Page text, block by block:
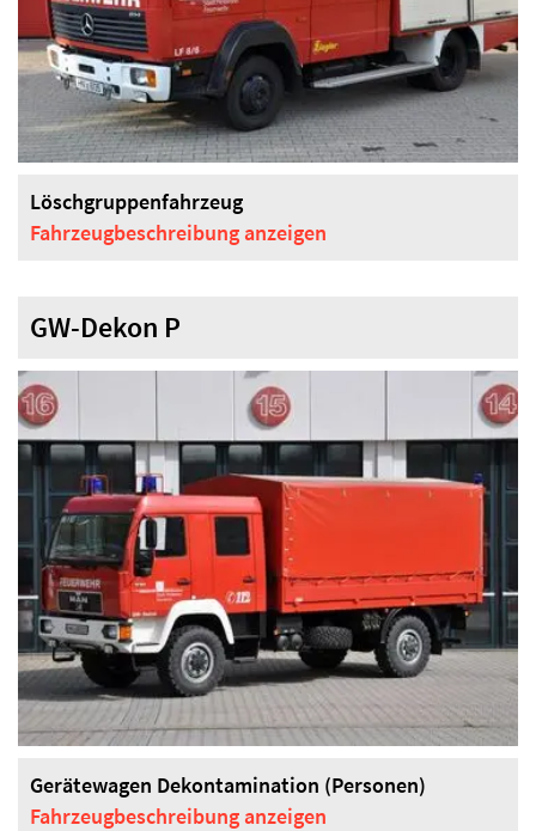
Löschgruppenfahrzeug
Fahrzeugbeschreibung anzeigen
GW-Dekon P
Gerätewagen Dekontamination (Personen)
Fahrzeugbeschreibung anzeigen